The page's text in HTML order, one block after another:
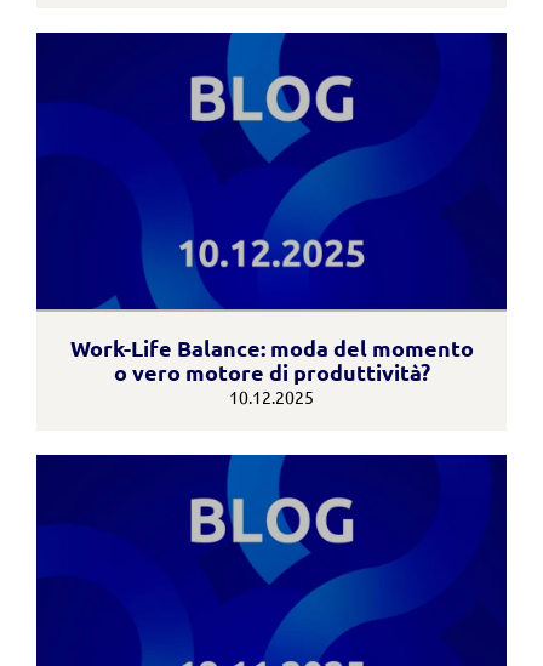
Work-Life Balance: moda del momento
o vero motore di produttività?
10.12.2025